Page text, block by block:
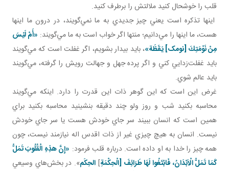
قلب را خوشحال کنيد ملالتش را برطرف کنيد.
اينها تذکره است يعني چيز جديدي به ما نمي‌گويند، در درون ما اينها
هست، ما اينها را مي‌دانيم؛ منتها اگر خواب است به ما مي‌گويند: «أَمْ لَيْسَ
مِنْ نَوْمَتِكَ‏ [نومک] يَقَظَة»، بايد بيدار بشويم، اگر غفلت است که مي‌گويند
بايد غفلت‌زدايي کني و اگر پرده جهل و جهالت رويش را گرفته، مي‌گويند
بايد عالم شوي.
غرض اين است که اين گوهر ذات اين قدرت را دارد. اينکه مي‌گويند
محاسبه بکنيد شب و روز ولو چند دقيقه بنشينيد محاسبه بکنيد براي
همين است که انسان ببيند سر جاي خودش هست يا سر جاي خودش
نيست. انسان به هيچ چيزي غير از ذات اقدس اله نيازمند نيست، چون
همه چيز را خدا به او داده است. درباره قلب فرمود: «إِنَّ هذِهِ الْقُلُوبَ تَمَلُّ
كَمَا تَمَلُّ الْاَبْدَانُ، فَابْتَغُوا لَهَا طَرَائِفَ [الْحِكْمَةِ] الحِکَم». در بخش‌هاي وسيعي